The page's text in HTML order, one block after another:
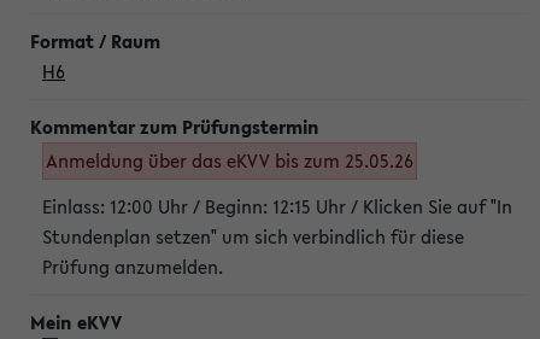
H6
Anmeldung über das eKVV bis zum 25.05.26
Einlass: 12:00 Uhr / Beginn: 12:15 Uhr / Klicken Sie auf "In
Stundenplan setzen" um sich verbindlich für diese
Prüfung anzumelden.